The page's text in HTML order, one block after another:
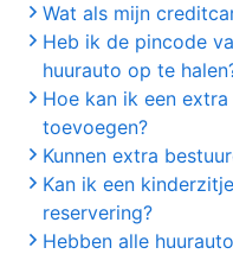
Wat als mijn
Heb ik de pincode
huurauto op te
Hoe kan ik een
toevoegen?
Kunnen extra
Kan ik een
reservering?
Hebben alle